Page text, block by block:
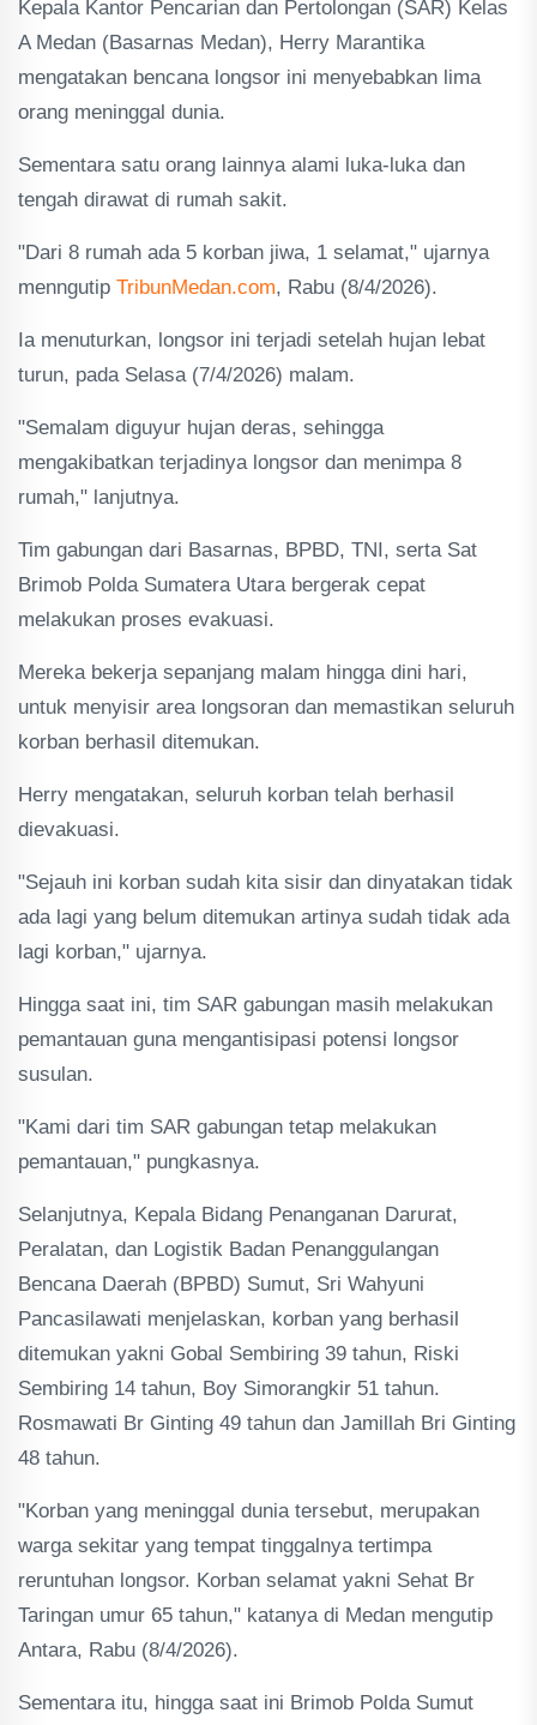
Kepala Kantor Pencarian dan Pertolongan (SAR) Kelas
A Medan (Basarnas Medan), Herry Marantika
mengatakan bencana longsor ini menyebabkan lima
orang meninggal dunia.
Sementara satu orang lainnya alami luka-luka dan
tengah dirawat di rumah sakit.
"Dari 8 rumah ada 5 korban jiwa, 1 selamat," ujarnya
menngutip TribunMedan.com, Rabu (8/4/2026).
Ia menuturkan, longsor ini terjadi setelah hujan lebat
turun, pada Selasa (7/4/2026) malam.
"Semalam diguyur hujan deras, sehingga
mengakibatkan terjadinya longsor dan menimpa 8
rumah," lanjutnya.
Tim gabungan dari Basarnas, BPBD, TNI, serta Sat
Brimob Polda Sumatera Utara bergerak cepat
melakukan proses evakuasi.
Mereka bekerja sepanjang malam hingga dini hari,
untuk menyisir area longsoran dan memastikan seluruh
korban berhasil ditemukan.
Herry mengatakan, seluruh korban telah berhasil
dievakuasi.
"Sejauh ini korban sudah kita sisir dan dinyatakan tidak
ada lagi yang belum ditemukan artinya sudah tidak ada
lagi korban," ujarnya.
Hingga saat ini, tim SAR gabungan masih melakukan
pemantauan guna mengantisipasi potensi longsor
susulan.
"Kami dari tim SAR gabungan tetap melakukan
pemantauan," pungkasnya.
Selanjutnya, Kepala Bidang Penanganan Darurat,
Peralatan, dan Logistik Badan Penanggulangan
Bencana Daerah (BPBD) Sumut, Sri Wahyuni
Pancasilawati menjelaskan, korban yang berhasil
ditemukan yakni Gobal Sembiring 39 tahun, Riski
Sembiring 14 tahun, Boy Simorangkir 51 tahun.
Rosmawati Br Ginting 49 tahun dan Jamillah Bri Ginting
48 tahun.
"Korban yang meninggal dunia tersebut, merupakan
warga sekitar yang tempat tinggalnya tertimpa
reruntuhan longsor. Korban selamat yakni Sehat Br
Taringan umur 65 tahun," katanya di Medan mengutip
Antara, Rabu (8/4/2026).
Sementara itu, hingga saat ini Brimob Polda Sumut